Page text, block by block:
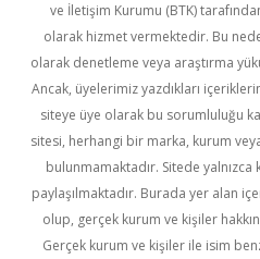
ve İletişim Kurumu (BTK)
olarak hizmet vermektedir. Bu
olarak denetleme veya araştırma
Ancak, üyelerimiz yazdıkları
siteye üye olarak bu sorumluluğu
sitesi, herhangi bir marka, kurum
bulunmamaktadır. Sitede yalnızca
paylaşılmaktadır. Burada yer alan
olup, gerçek kurum ve kişiler
Gerçek kurum ve kişiler ile isim